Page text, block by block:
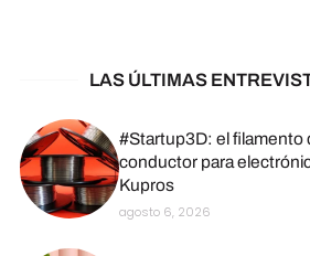
3D en
LAS ÚLTIMAS
#Startup3D: el filamento
conductor para
Kupros
agosto 6, 2026